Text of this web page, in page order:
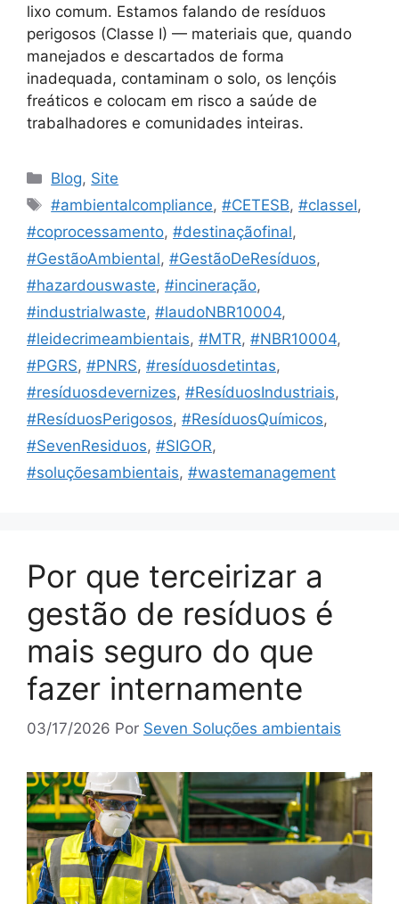
lixo comum. Estamos falando de resíduos
perigosos (Classe I) — materiais que, quando
manejados e descartados de forma
inadequada, contaminam o solo, os lençóis
freáticos e colocam em risco a saúde de
trabalhadores e comunidades inteiras.
Blog, Site
#ambientalcompliance,#CETESB,#classeI,
#coprocessamento, #destinaçãofinal,
#GestãoAmbiental, #GestãoDeResíduos,
#hazardouswaste, #incineração,
#industrialwaste, #laudoNBR10004,
#leidecrimeambientais, #MTR, #NBR10004,
#PGRS, #PNRS, #resíduosdetintas,
#resíduosdevernizes, #ResíduosIndustriais,
#ResíduosPerigosos, #ResíduosQuímicos,
#SevenResiduos, #SIGOR,
#soluçõesambientais, #wastemanagement
Por que terceirizar a
gestão de resíduos é
mais seguro do que
fazer internamente
03/17/2026 Por Seven Soluções ambientais